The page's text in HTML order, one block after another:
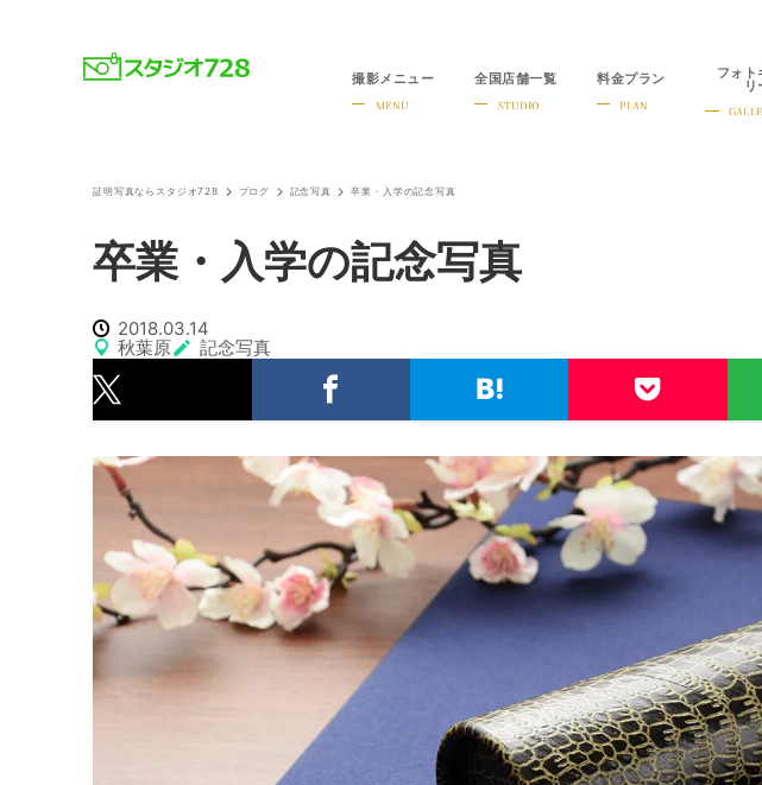
就活・婚活・各種証明写真なら全国のスタジオ728
撮影メニュー
MENU
全国店舗一覧
STUDIO
料金プラン
PLAN
フォト
リ
証明写真ならスタジオ728 ブログ 記念写真 卒業・入学の記念写真
卒業・入学の記念写真
2018.03.14
秋葉原
記念写真